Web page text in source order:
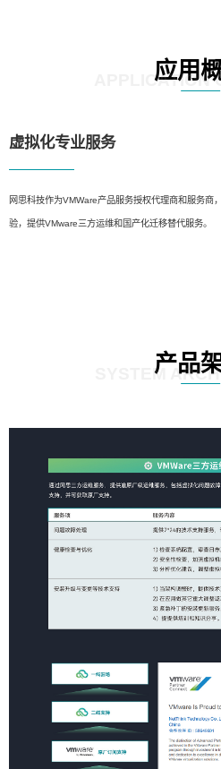
应用
APPLICATION
虚拟化专业服务
网思科技作为VMWare产品服务授权代理商和服务商
验，提供VMware三方运维和国产化迁移替代服务。
产品
SYSTEM